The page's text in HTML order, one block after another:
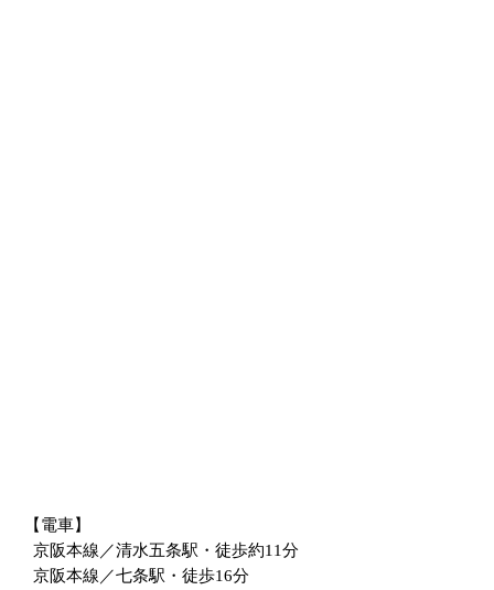
【電車】
京阪本線／清水五条駅・徒歩約11分
京阪本線／七条駅・徒歩16分